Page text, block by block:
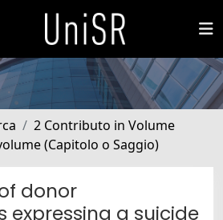
2 Contributo in Volume
(Capitolo o Saggio)
donor
expressing a suicide